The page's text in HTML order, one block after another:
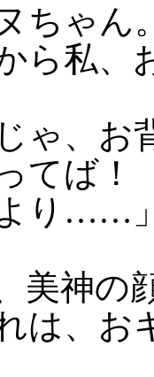
ちゃん。
ら私、
ゃ、お
てば！
り……」
美神の
は、お